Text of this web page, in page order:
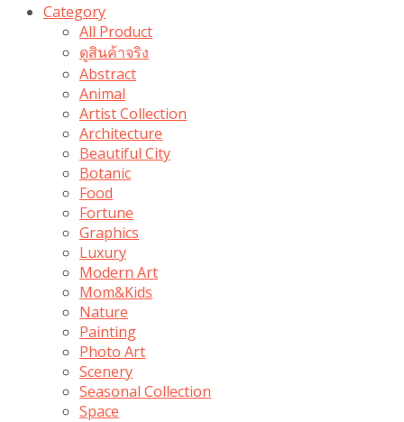
Category
All Product
ดูสินค้าจริง
Abstract
Animal
Artist Collection
Architecture
Beautiful City
Botanic
Food
Fortune
Graphics
Luxury
Modern Art
Mom&Kids
Nature
Painting
Photo Art
Scenery
Seasonal Collection
Space